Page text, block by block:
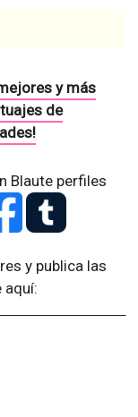
y más
de
Blaute perfiles
y publica las
aquí: